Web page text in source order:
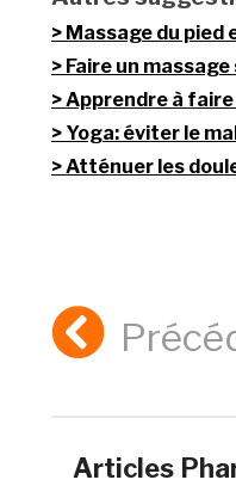
Massage du pied
Faire un
Apprendre à
Yoga: éviter le
Atténuer les
Articles